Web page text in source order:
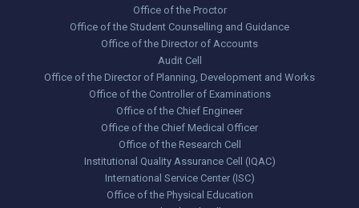
Office of the Proctor
Office of the Student Counselling and Guidance
Office of the Director of Accounts
Audit Cell
Office of the Director of Planning, Development and Works
Office of the Controller of Examinations
Office of the Chief Engineer
Office of the Chief Medical Officer
Office of the Research Cell
Institutional Quality Assurance Cell (IQAC)
International Service Center (ISC)
Office of the Physical Education